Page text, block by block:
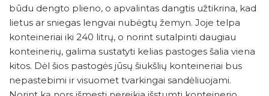
būdu dengto plieno, o apvalintas dangtis užtikrina, kad
lietus ar sniegas lengvai nubėgtų žemyn. Joje telpa
konteineriai iki 240 litrų, o norint sutalpinti daugiau
konteinerių, galima sustatyti kelias pastoges šalia viena
kitos. Dėl šios pastogės jūsų šiukšlių konteineriai bus
nepastebimi ir visuomet tvarkingai sandėliuojami.